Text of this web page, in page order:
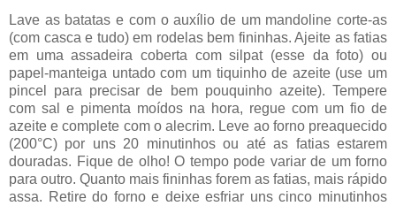
Lave as batatas e com o auxílio de um mandoline corte-as
(com casca e tudo) em rodelas bem fininhas. Ajeite as fatias
em uma assadeira coberta com silpat (esse da foto) ou
papel-manteiga untado com um tiquinho de azeite (use um
pincel para precisar de bem pouquinho azeite). Tempere
com sal e pimenta moídos na hora, regue com um fio de
azeite e complete com o alecrim. Leve ao forno preaquecido
(200°C) por uns 20 minutinhos ou até as fatias estarem
douradas. Fique de olho! O tempo pode variar de um forno
para outro. Quanto mais fininhas forem as fatias, mais rápido
assa. Retire do forno e deixe esfriar uns cinco minutinhos